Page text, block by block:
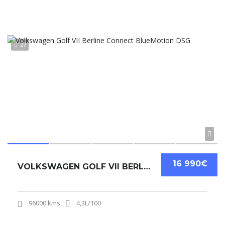
27
16 990€
VOLKSWAGEN GOLF VII BERLINE CONNECT BLUEMOTION DSG
96000 kms 4,3L/100